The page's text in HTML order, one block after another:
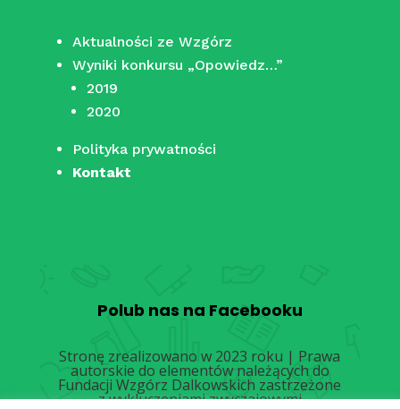
Aktualności ze Wzgórz
Wyniki konkursu „Opowiedz…”
2019
2020
Polityka prywatności
Kontakt
Polub nas na Facebooku
Stronę zrealizowano w 2023 roku | Prawa
autorskie do elementów należących do
Fundacji Wzgórz Dalkowskich zastrzeżone
z wykluczeniami zwyczajowymi